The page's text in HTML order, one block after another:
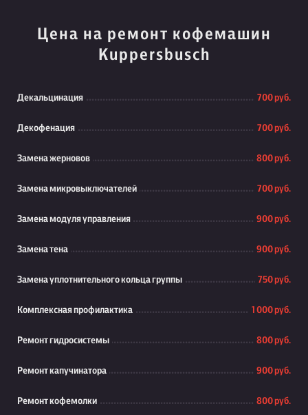
Цена на ремонт кофемашин
Kuppersbusch
Декальцинация 700 руб.
Декофенация 700 руб.
Замена жерновов 800 руб.
Замена микровыключателей 700 руб.
Замена модуля управления 900 руб.
Замена тена 900 руб.
Замена уплотнительного кольца группы 750 руб.
Комплексная профилактика 1 000 руб.
Ремонт гидросистемы 800 руб.
Ремонт капучинатора 900 руб.
Ремонт кофемолки 800 руб.